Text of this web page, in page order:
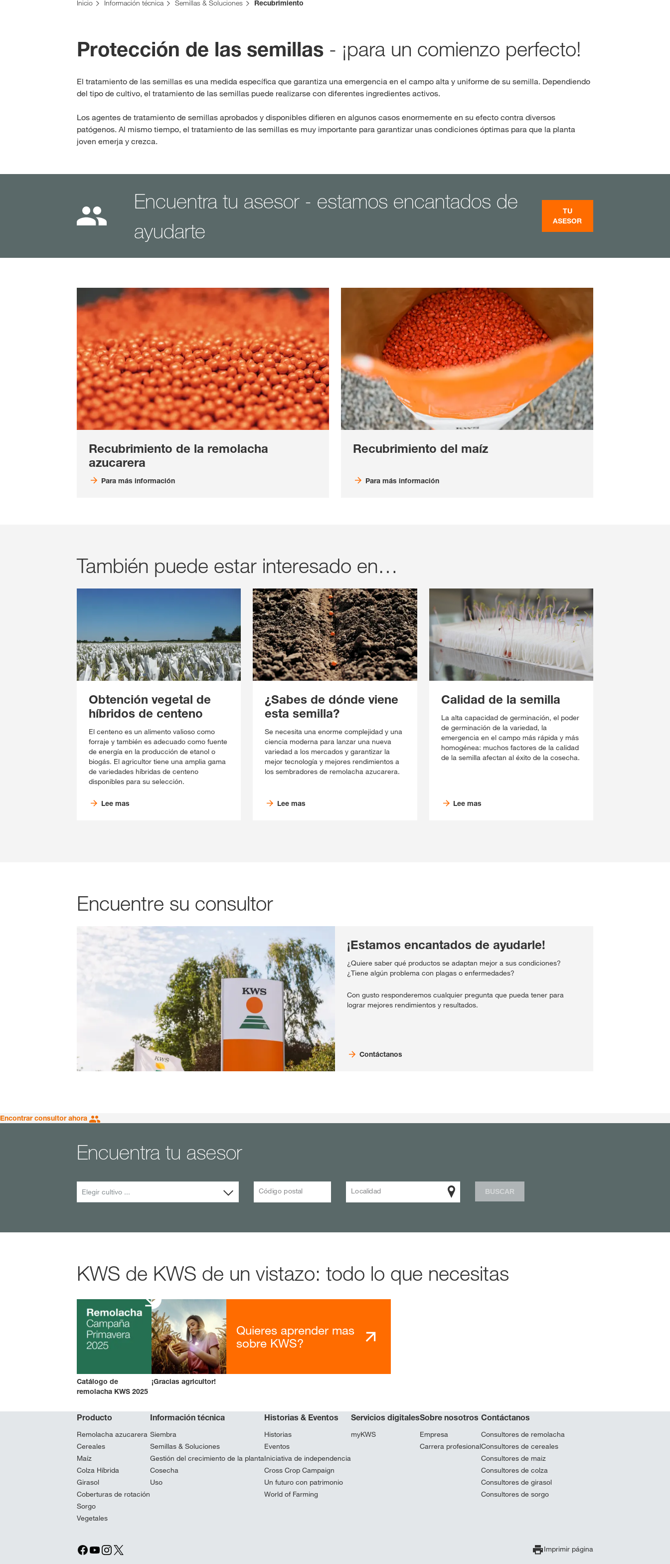
Consultores de girasol
Consultores de sorgo
INICIO DE SESIÓN
REGÍSTRESE
Temas internacionales
del Grupo KWS en
Inicio Información técnica Semillas & Soluciones Recubrimiento
Protección de las semillas - ¡para un comienzo perfecto!
El tratamiento de las semillas es una medida específica que garantiza una emergencia en el campo alta y uniforme de su semilla. Dependiendo
del tipo de cultivo, el tratamiento de las semillas puede realizarse con diferentes ingredientes activos.
Los agentes de tratamiento de semillas aprobados y disponibles difieren en algunos casos enormemente en su efecto contra diversos
patógenos. Al mismo tiempo, el tratamiento de las semillas es muy importante para garantizar unas condiciones óptimas para que la planta
joven emerja y crezca.
Encuentra tu asesor - estamos encantados de
ayudarte
TU
ASESOR
Recubrimiento de la remolacha
azucarera
Para más información
Recubrimiento del maíz
Para más información
También puede estar interesado en…
Obtención vegetal de
híbridos de centeno
El centeno es un alimento valioso como
forraje y también es adecuado como fuente
de energía en la producción de etanol o
biogás. El agricultor tiene una amplia gama
de variedades híbridas de centeno
disponibles para su selección.
Lee mas
¿Sabes de dónde viene
esta semilla?
Se necesita una enorme complejidad y una
ciencia moderna para lanzar una nueva
variedad a los mercados y garantizar la
mejor tecnología y mejores rendimientos a
los sembradores de remolacha azucarera.
Lee mas
Calidad de la semilla
La alta capacidad de germinación, el poder
de germinación de la variedad, la
emergencia en el campo más rápida y más
homogénea: muchos factores de la calidad
de la semilla afectan al éxito de la cosecha.
Lee mas
Encuentre su consultor
¡Estamos encantados de ayudarle!
¿Quiere saber qué productos se adaptan mejor a sus condiciones?
¿Tiene algún problema con plagas o enfermedades?
Con gusto responderemos cualquier pregunta que pueda tener para
lograr mejores rendimientos y resultados.
Contáctanos
Encontrar consultor ahora
Encuentra tu asesor
Elegir cultivo ... Código postal Localidad BUSCAR
KWS de KWS de un vistazo: todo lo que necesitas
Catálogo de
remolacha KWS 2025
¡Gracias agricultor!
Quieres aprender mas
sobre KWS?
Producto
Remolacha azucarera
Cereales
Maíz
Colza Híbrida
Girasol
Coberturas de rotación
Sorgo
Vegetales
Información técnica
Siembra
Semillas & Soluciones
Gestión del crecimiento de la planta
Cosecha
Uso
Historias & Eventos
Historias
Eventos
Iniciativa de independencia
Cross Crop Campaign
Un futuro con patrimonio
World of Farming
Servicios digitales
myKWS
Sobre nosotros
Empresa
Carrera profesional
Contáctanos
Consultores de remolacha
Consultores de cereales
Consultores de maiz
Consultores de colza
Consultores de girasol
Consultores de sorgo
Imprimir página